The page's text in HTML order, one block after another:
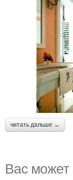
читать дальше →
Вас может